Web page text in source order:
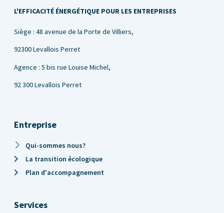
L'EFFICACITÉ ÉNERGÉTIQUE POUR LES ENTREPRISES
Siège : 48 avenue de la Porte de Villiers,
92300 Levallois Perret
Agence : 5 bis rue Louise Michel,
92 300 Levallois Perret
Entreprise
Qui-sommes nous?
La transition écologique
Plan d'accompagnement
Services